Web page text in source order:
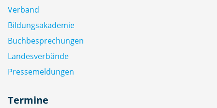
Verband
Bildungsakademie
Buchbesprechungen
Landesverbände
Pressemeldungen
Termine